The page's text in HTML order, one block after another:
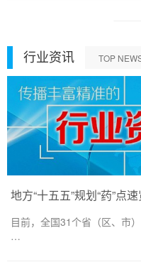
行业资讯 TOP
地方“十五五”规划“药”点速
目前，全国31个省（区、市
…